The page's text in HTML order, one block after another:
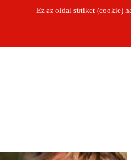
Ez az oldal sütiket (cookie)